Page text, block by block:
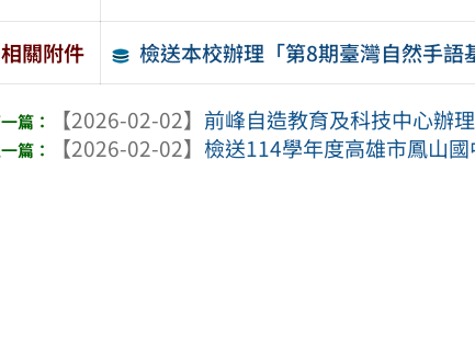
相關附件 檢送本校辦理「第8期臺灣自然手語
【2026-02-02】 前峰自造教育及科技中心辦
【2026-02-02】 檢送114學年度高雄市鳳山